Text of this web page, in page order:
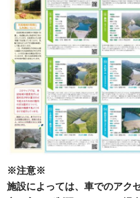
※注意※
施設によっては、車でのアク